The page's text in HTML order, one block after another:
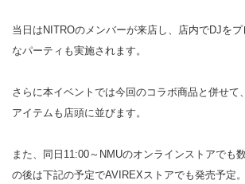
当日はNITROのメンバーが来店し、店内でDJを
なパーティも実施されます。
さらに本イベントでは今回のコラボ商品と併せて
アイテムも店頭に並びます。
また、同日11:00～NMUのオンラインストアでも
の後は下記の予定でAVIREXストアでも発売予定。